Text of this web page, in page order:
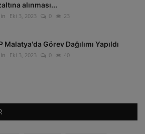
alınması...
Eki 3, 2023 0 23
Malatya'da Görev Dağılımı Yapıldı
Eki 3, 2023 0 40